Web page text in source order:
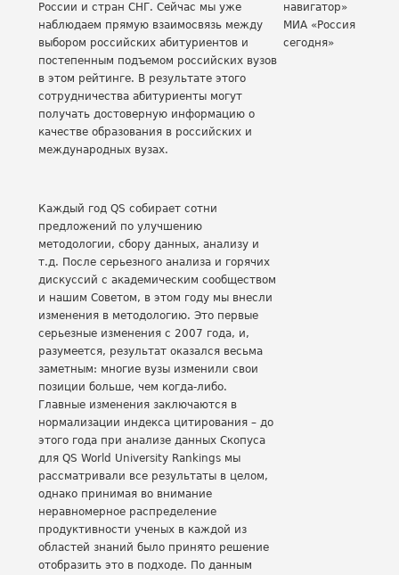
России и стран СНГ. Сейчас мы уже
наблюдаем прямую взаимосвязь между
выбором российских абитуриентов и
постепенным подъемом российских вузов
в этом рейтинге. В результате этого
сотрудничества абитуриенты могут
получать достоверную информацию о
качестве образования в российских и
международных вузах.
навигатор»
МИА «Россия
сегодня»
Каждый год QS собирает сотни
предложений по улучшению
методологии, сбору данных, анализу и
т.д. После серьезного анализа и горячих
дискуссий с академическим сообществом
и нашим Советом, в этом году мы внесли
изменения в методологию. Это первые
серьезные изменения с 2007 года, и,
разумеется, результат оказался весьма
заметным: многие вузы изменили свои
позиции больше, чем когда-либо.
Главные изменения заключаются в
нормализации индекса цитирования – до
этого года при анализе данных Скопуса
для QS World University Rankings мы
рассматривали все результаты в целом,
однако принимая во внимание
неравномерное распределение
продуктивности ученых в каждой из
областей знаний было принято решение
отобразить это в подходе. По данным